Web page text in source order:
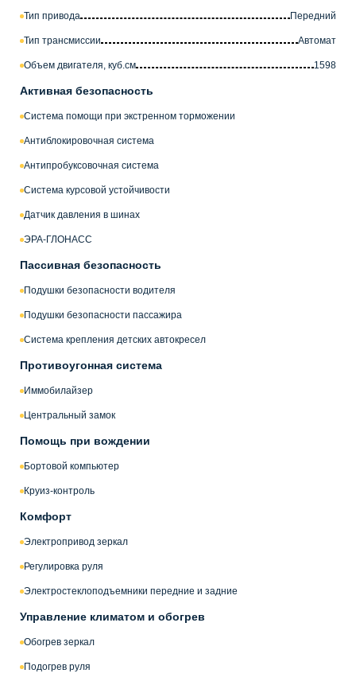
Тип привода Передний
Тип трансмиссии Автомат
Объем двигателя, куб.см 1598
Активная безопасность
Система помощи при экстренном торможении
Антиблокировочная система
Антипробуксовочная система
Система курсовой устойчивости
Датчик давления в шинах
ЭРА-ГЛОНАСС
Пассивная безопасность
Подушки безопасности водителя
Подушки безопасности пассажира
Система крепления детских автокресел
Противоугонная система
Иммобилайзер
Центральный замок
Помощь при вождении
Бортовой компьютер
Круиз-контроль
Комфорт
Электропривод зеркал
Регулировка руля
Электростеклоподъемники передние и задние
Управление климатом и обогрев
Обогрев зеркал
Подогрев руля